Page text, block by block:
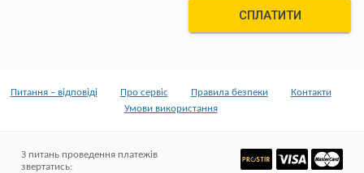
СПЛАТИТИ
Питання – відповіді Про сервіс Правила безпеки
Контакти
Умови використання
З питань проведення платежів
звертатись: